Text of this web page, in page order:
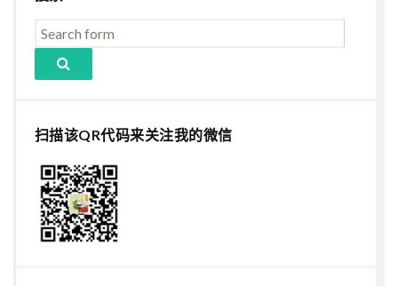
扫描该QR代码来关注我的微信